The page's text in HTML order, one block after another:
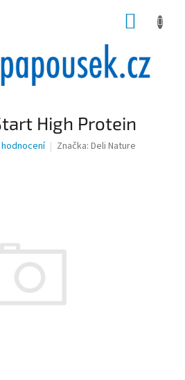
High Protein
Značka: Deli Nature